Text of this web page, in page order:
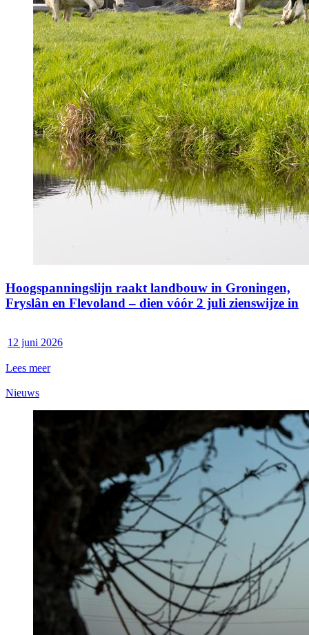
Hoogspanningslijn raakt landbouw in Groningen,
Fryslân en Flevoland – dien vóór 2 juli zienswijze in
12 juni 2026
Lees meer
Nieuws